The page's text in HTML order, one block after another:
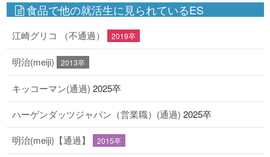
食品で他の就活生に見られているES
江崎グリコ （不通過） 2019卒
明治(meiji) 2013卒
キッコーマン(通過) 2025卒
ハーゲンダッツジャパン（営業職）(通過) 2025卒
明治(meiji)【通過】 2015卒